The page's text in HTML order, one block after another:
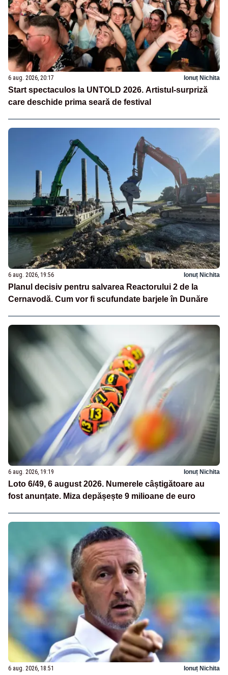
6 aug. 2026, 20:17 Ionuț Nichita
Start spectaculos la UNTOLD 2026. Artistul-surpriză
care deschide prima seară de festival
6 aug. 2026, 19:56 Ionuț Nichita
Planul decisiv pentru salvarea Reactorului 2 de la
Cernavodă. Cum vor fi scufundate barjele în Dunăre
6 aug. 2026, 19:19 Ionuț Nichita
Loto 6/49, 6 august 2026. Numerele câștigătoare au
fost anunțate. Miza depășește 9 milioane de euro
6 aug. 2026, 18:51 Ionuț Nichita